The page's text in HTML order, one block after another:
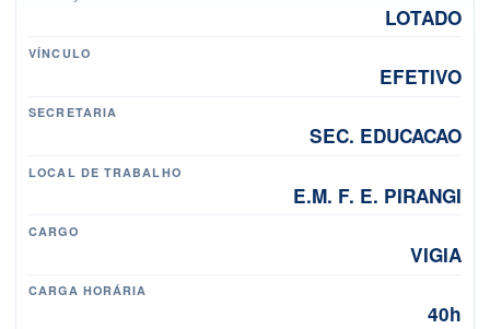
LOTADO
VÍNCULO
EFETIVO
SECRETARIA
SEC. EDUCACAO
LOCAL DE TRABALHO
E.M. F. E. PIRANGI
CARGO
VIGIA
CARGA HORÁRIA
40h